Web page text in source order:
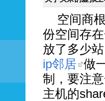
空间商
份空间存
放了多少
ip邻居 做
制，要注
主机的